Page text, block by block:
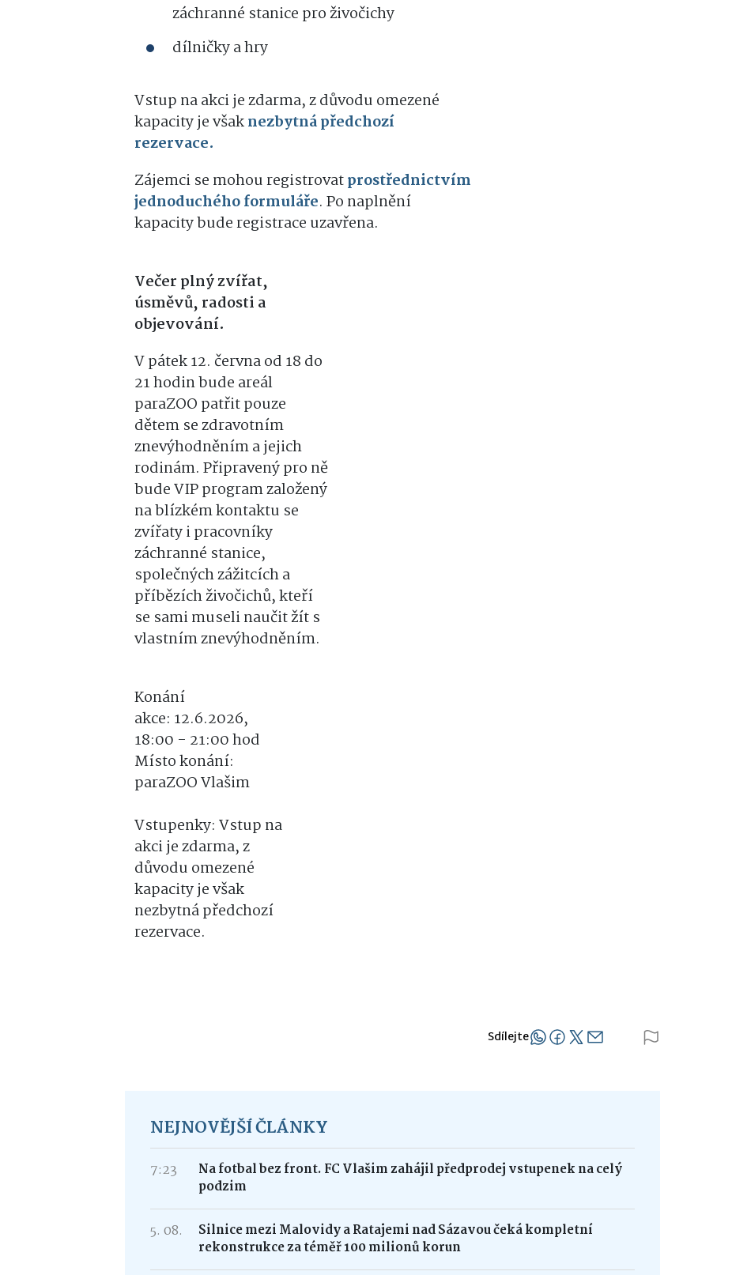
záchranné stanice pro živočichy
dílničky a hry
Vstup na akci je zdarma, z důvodu omezené
kapacity je všaknezbytná předchozí
rezervace.
Zájemci se mohou registrovatprostřednictvím
jednoduchého formuláře. Po naplnění
kapacity bude registrace uzavřena.
Večer plný zvířat,
úsměvů, radosti a
objevování.
V pátek 12. června od 18 do
21 hodin bude areál
paraZOO patřit pouze
dětem se zdravotním
znevýhodněním a jejich
rodinám. Připravený pro ně
bude VIP program založený
na blízkém kontaktu se
zvířaty i pracovníky
záchranné stanice,
společných zážitcích a
příbězích živočichů, kteří
se sami museli naučit žít s
vlastním znevýhodněním.
Konání
akce: 12.6.2026,
18:00 - 21:00 hod
Místo konání:
paraZOO Vlašim
Vstupenky: Vstup na
akci je zdarma, z
důvodu omezené
kapacity je však
nezbytná předchozí
rezervace.
Sdílejte
NEJNOVĚJŠÍ ČLÁNKY
7:23
Na fotbal bez front. FC Vlašim zahájil předprodej vstupenek na celý
podzim
5. 08.
Silnice mezi Malovidy a Ratajemi nad Sázavou čeká kompletní
rekonstrukce za téměř 100 milionů korun